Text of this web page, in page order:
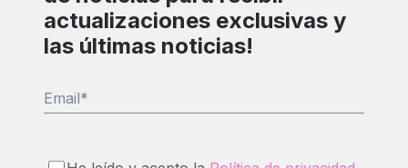
actualizaciones exclusivas y
las últimas noticias!
Email*